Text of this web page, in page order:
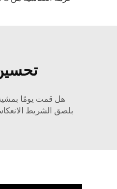
هل قمت يومًا
بلصق الشريط